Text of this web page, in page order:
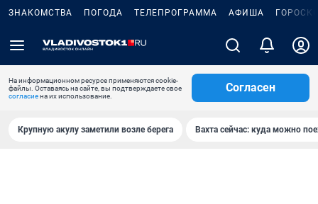
ЗНАКОМСТВА ПОГОДА ТЕЛЕПРОГРАММА АФИША
На информационном ресурсе применяются cookie-
файлы. Оставаясь на сайте, вы подтверждаете свое
согласиена их использование.
Согласен
Крупную акулу заметили возле берега Вахта сейчас: куда можно